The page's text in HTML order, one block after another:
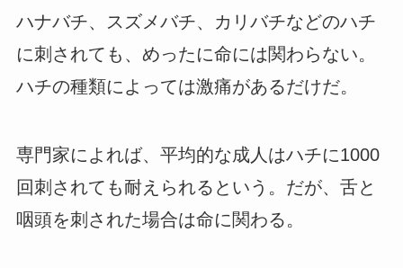
ハナバチ、スズメバチ、カリバチなどのハチ
に刺されても、めったに命には関わらない。
ハチの種類によっては激痛があるだけだ。
専門家によれば、平均的な成人はハチに1000
回刺されても耐えられるという。だが、舌と
咽頭を刺された場合は命に関わる。